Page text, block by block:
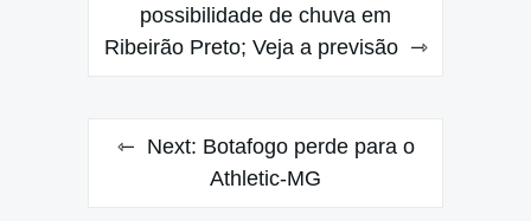
navigation
possibilidade de chuva em
Ribeirão Preto; Veja a previsão
Next: Botafogo perde para o
Athletic-MG